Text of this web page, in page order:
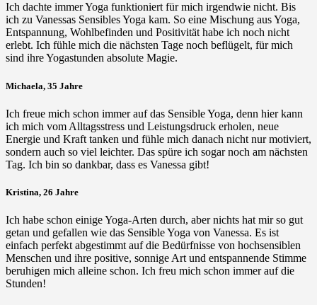
Ich dachte immer Yoga funktioniert für mich irgendwie nicht. Bis
ich zu Vanessas Sensibles Yoga kam. So eine Mischung aus Yoga,
Entspannung, Wohlbefinden und Positivität habe ich noch nicht
erlebt. Ich fühle mich die nächsten Tage noch beflügelt, für mich
sind ihre Yogastunden absolute Magie.
Michaela, 35 Jahre
Ich freue mich schon immer auf das Sensible Yoga, denn hier kann
ich mich vom Alltagsstress und Leistungsdruck erholen, neue
Energie und Kraft tanken und fühle mich danach nicht nur motiviert,
sondern auch so viel leichter. Das spüre ich sogar noch am nächsten
Tag. Ich bin so dankbar, dass es Vanessa gibt!
Kristina, 26 Jahre
Ich habe schon einige Yoga-Arten durch, aber nichts hat mir so gut
getan und gefallen wie das Sensible Yoga von Vanessa. Es ist
einfach perfekt abgestimmt auf die Bedürfnisse von hochsensiblen
Menschen und ihre positive, sonnige Art und entspannende Stimme
beruhigen mich alleine schon. Ich freu mich schon immer auf die
Stunden!